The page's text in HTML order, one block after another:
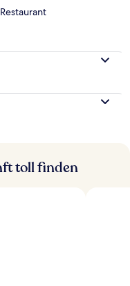
Restaurant
toll finden